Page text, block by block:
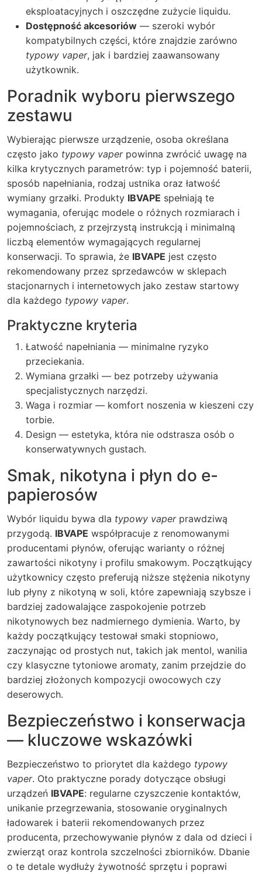
eksploatacyjnych i oszczędne zużycie liquidu.
Dostępność akcesoriów — szeroki wybór
kompatybilnych części, które znajdzie zarówno
typowy vaper, jak i bardziej zaawansowany
użytkownik.
Poradnik wyboru pierwszego
zestawu
Wybierając pierwsze urządzenie, osoba określana
często jako typowy vaperpowinna zwrócić uwagę na
kilka krytycznych parametrów: typ i pojemność baterii,
sposób napełniania, rodzaj ustnika oraz łatwość
wymiany grzałki. Produkty IBVAPE spełniają te
wymagania, oferując modele o różnych rozmiarach i
pojemnościach, z przejrzystą instrukcją i minimalną
liczbą elementów wymagających regularnej
konserwacji. To sprawia, że IBVAPE jest często
rekomendowany przez sprzedawców w sklepach
stacjonarnych i internetowych jako zestaw startowy
dla każdego typowy vaper.
Praktyczne kryteria
Łatwość napełniania — minimalne ryzyko
przeciekania.
Wymiana grzałki — bez potrzeby używania
specjalistycznych narzędzi.
Waga i rozmiar — komfort noszenia w kieszeni czy
torbie.
Design — estetyka, która nie odstrasza osób o
konserwatywnych gustach.
Smak, nikotyna i płyn do e-
papierosów
Wybór liquidu bywa dla typowy vaperprawdziwą
przygodą. IBVAPE współpracuje z renomowanymi
producentami płynów, oferując warianty o różnej
zawartości nikotyny i profilu smakowym. Początkujący
użytkownicy często preferują niższe stężenia nikotyny
lub płyny z nikotyną w soli, które zapewniają szybsze i
bardziej zadowalające zaspokojenie potrzeb
nikotynowych bez nadmiernego dymienia. Warto, by
każdy początkujący testował smaki stopniowo,
zaczynając od prostych nut, takich jak mentol, wanilia
czy klasyczne tytoniowe aromaty, zanim przejdzie do
bardziej złożonych kompozycji owocowych czy
deserowych.
Bezpieczeństwo i konserwacja
— kluczowe wskazówki
Bezpieczeństwo to priorytet dla każdego typowy
vaper. Oto praktyczne porady dotyczące obsługi
urządzeń IBVAPE: regularne czyszczenie kontaktów,
unikanie przegrzewania, stosowanie oryginalnych
ładowarek i baterii rekomendowanych przez
producenta, przechowywanie płynów z dala od dzieci i
zwierząt oraz kontrola szczelności zbiorników. Dbanie
o te detale wydłuży żywotność sprzętu i poprawi